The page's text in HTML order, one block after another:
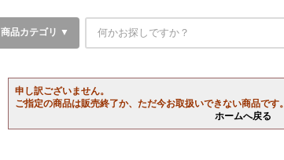
商品カテゴリ ▼
申し訳ございません。
ご指定の商品は販売終了か、ただ今お取扱いできない商品です。
ホームへ戻る